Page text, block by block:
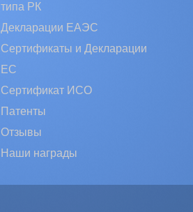
типа РК
Декларации ЕАЭС
Сертификаты и Декларации
EC
Сертификат ИСО
Патенты
Отзывы
Наши награды